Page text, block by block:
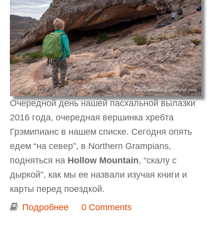
Очередной день нашей пасхальной вылазки
2016 года, очередная вершинка хребта
Грэмипианс в нашем списке. Сегодня опять
едем “на север”, в Northern Grampians,
подняться на Hollow Mountain, “скалу с
дыркой”, как мы ее назвали изучая книги и
карты перед поездкой.
Подробнее о Northern Grampians: Подъем на
0 Comments